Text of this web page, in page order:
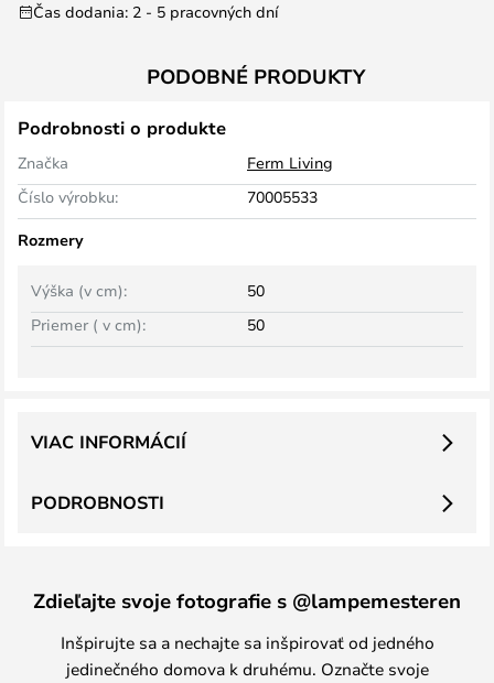
Čas dodania: 2 - 5 pracovných dní
PODOBNÉ PRODUKTY
Podrobnosti o produkte
Značka
Ferm Living
Číslo výrobku:
70005533
Rozmery
Výška (v cm):
50
Priemer ( v cm):
50
PODROBNOSTI
VIAC INFORMÁCIÍ
Zdieľajte svoje fotografie s @lampemesteren
Inšpirujte sa a nechajte sa inšpirovať od jedného
jedinečného domova k druhému. Označte svoje